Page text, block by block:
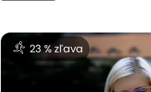
23 % zľava